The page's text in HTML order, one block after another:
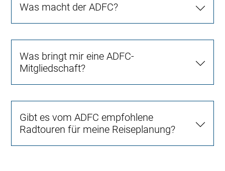
Was macht der ADFC?
Was bringt mir eine ADFC-
Mitgliedschaft?
Gibt es vom ADFC empfohlene
Radtouren für meine Reiseplanung?